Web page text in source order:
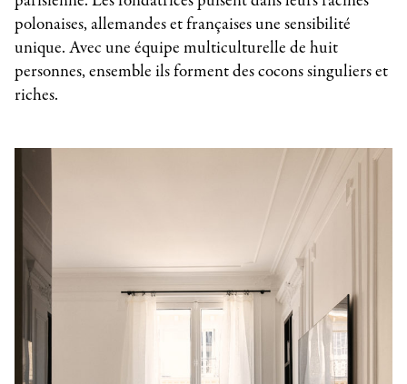
polonaises, allemandes et françaises une sensibilité
unique. Avec une équipe multiculturelle de huit
personnes, ensemble ils forment des cocons singuliers et
riches.